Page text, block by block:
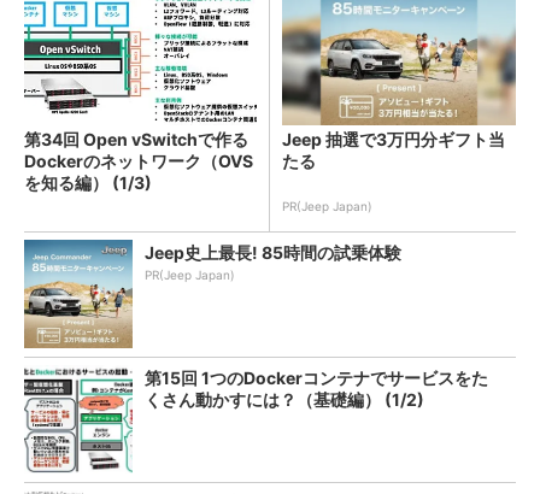
第34回 Open vSwitchで作る
Dockerのネットワーク（OVS
を知る編） (1/3)
Jeep 抽選で3万円分ギフト当
たる
PR(Jeep Japan)
Jeep史上最長! 85時間の試乗体験
PR(Jeep Japan)
第15回 1つのDockerコンテナでサービスをた
くさん動かすには？（基礎編） (1/2)